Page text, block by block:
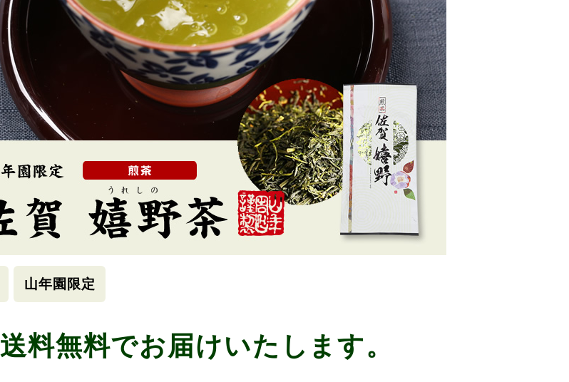
山年園限定
送料無料でお届けいたします。